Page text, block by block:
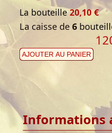
La bouteille20,10 €
La caisse de 6
AJOUTER AU PANIER
Informations